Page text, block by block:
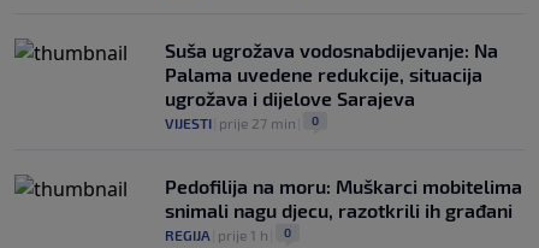
Suša ugrožava vodosnabdijevanje: Na
Palama uvedene redukcije, situacija
ugrožava i dijelove Sarajeva
VIJESTI prije 27 min 0
Pedofilija na moru: Muškarci mobitelima
snimali nagu djecu, razotkrili ih građani
REGIJA prije 1 h 0